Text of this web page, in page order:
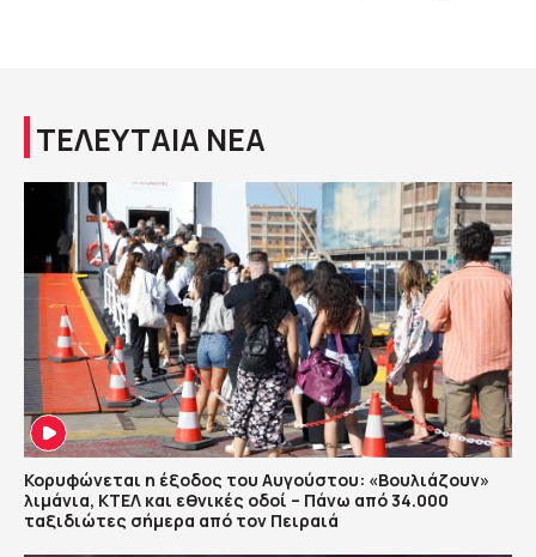
ΤΕΛΕΥΤΑΙΑ ΝΕΑ
Κορυφώνεται η έξοδος του Αυγούστου: «Βουλιάζουν»
λιμάνια, ΚΤΕΛ και εθνικές οδοί – Πάνω από 34.000
ταξιδιώτες σήμερα από τον Πειραιά